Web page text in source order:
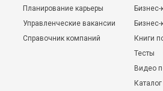
Планирование карьеры
Управленческие вакансии
Справочник компаний
Бизнес-
Книги
Тесты
Видео